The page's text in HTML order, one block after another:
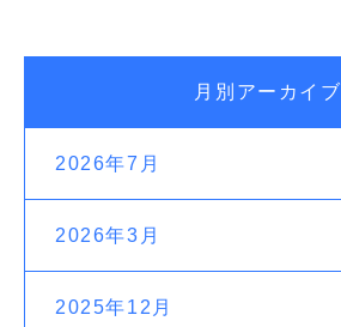
月別アーカイブ
2026年7月
2026年3月
2025年12月